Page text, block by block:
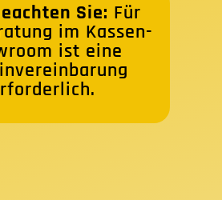
Sie: Für
im Kassen-
ist eine